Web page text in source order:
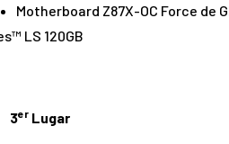
Motherboard Z87X-OC Force de
LS 120GB
3er Lugar